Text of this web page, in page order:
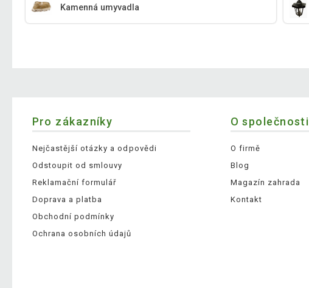
Kamenná umyvadla
Pro zákazníky
Nejčastější otázky a odpovědi
Odstoupit od smlouvy
Reklamační formulář
Doprava a platba
Obchodní podmínky
Ochrana osobních údajů
O společnosti
O firmě
Blog
Magazín zahrada
Kontakt